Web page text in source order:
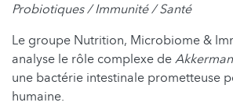
Probiotiques / Immunité / Santé
Le groupe Nutrition, Microbiome &
analyse le rôle complexe de
une bactérie intestinale prometteuse
humaine.